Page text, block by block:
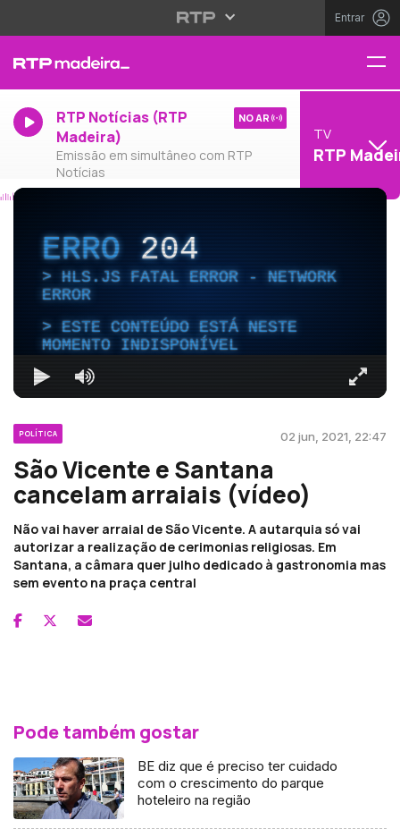
Entrar
RTP Notícias (RTP
Madeira)
Emissão em simultâneo com RTP
Notícias
NO AR
TV
RTP
ERRO204
HLS.JS FATAL ERROR - NETWORK
ERROR
ESTE CONTEÚDO ESTÁ NESTE
MOMENTO INDISPONÍVEL
POLÍTICA 02 jun, 2021, 22:47
São Vicente e Santana
cancelam arraiais (vídeo)
Não vai haver arraial de São Vicente. A autarquia só vai
autorizar a realização de cerimonias religiosas. Em
Santana, a câmara quer julho dedicado à gastronomia mas
sem evento na praça central
Pode também gostar
BE diz que é preciso ter cuidado
com o crescimento do parque
hoteleiro na região